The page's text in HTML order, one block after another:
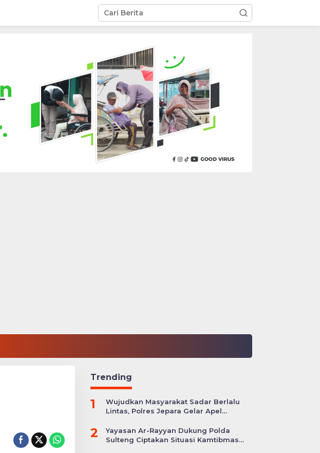
Trending
1
Wujudkan Masyarakat Sadar Berlalu
Lintas, Polres Jepara Gelar Apel
2
Yayasan Ar-Rayyan Dukung Polda
Sulteng Ciptakan Situasi Kamtibmas